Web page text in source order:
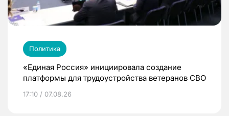
Политика
«Единая Россия» инициировала создание
платформы для трудоустройства ветеранов СВО
17:10 / 07.08.26